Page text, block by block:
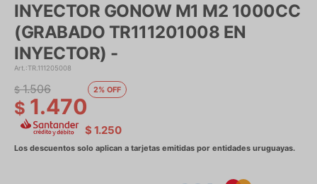
INYECTOR GONOW M1 M2 1000CC
(GRABADO TR111201008 EN
INYECTOR) -
TR.111205008
$ 1.470
$ 1.506 2
$ 1.250